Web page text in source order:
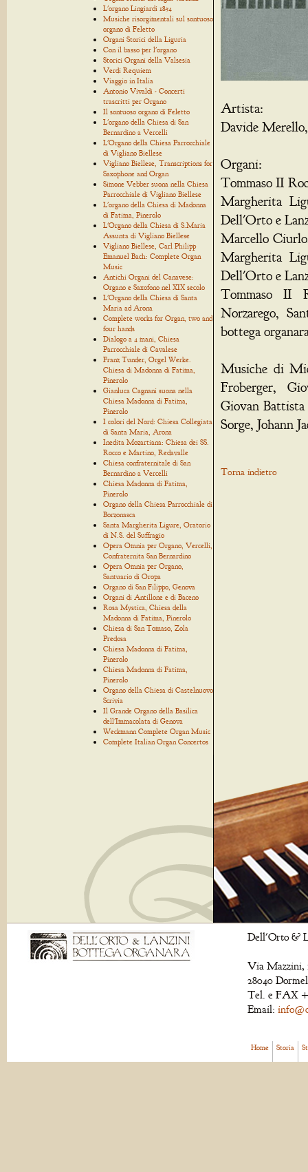
L'organo Lingiardi 1854
Musiche risorgimentali sul sontuoso
organo di Feletto
Organi Storici della Liguria
Con il basso per l'organo
Storici Organi della Valsesia
Verdi Requiem
Viaggio in Italia
Antonio Vivaldi - Concerti
trascritti per Organo
Il sontuoso organo di Feletto
L'organo della Chiesa di San
Bernardino a Vercelli
L'Organo della Chiesa Parrocchiale
di Vigliano Biellese
Vigliano Biellese, Transcriptions for
Saxophone and Organ
Simone Vebber suona nella Chiesa
Parrocchiale di Vigliano Biellese
L'organo della Chiesa di Madonna
di Fatima, Pinerolo
L'Organo della Chiesa di S.Maria
Assunta di Vigliano Biellese
Vigliano Biellese, Carl Philipp
Emanuel Bach: Complete Organ
Music
Antichi Organi del Canavese:
Organo e Saxofono nel XIX secolo
L'Organo della Chiesa di Santa
Maria ad Arona
Complete works for Organ, two and
four hands
Dialogo a 4 mani, Chiesa
Parrocchiale di Cavalese
Franz Tunder, Orgel Werke.
Chiesa di Madonna di Fatima,
Pinerolo
Gianluca Cagnani suona nella
Chiesa Madonna di Fatima,
Pinerolo
I colori del Nord: Chiesa Collegiata
di Santa Maria, Arona
Inedita Mozartiana: Chiesa dei SS.
Rocco e Martino, Redavalle
Chiesa confraternitale di San
Bernardino a Vercelli
Chiesa Madonna di Fatima,
Pinerolo
Organo della Chiesa Parrocchiale di
Borzonasca
Santa Margherita Ligure, Oratorio
di N.S. del Suffragio
Opera Omnia per Organo, Vercelli,
Confraternita San Bernardino
Opera Omnia per Organo,
Santuario di Oropa
Organo di San Filippo, Genova
Organi di Antillone e di Baceno
Rosa Mystica, Chiesa della
Madonna di Fatima, Pinerolo
Chiesa di San Tomaso, Zola
Predosa
Chiesa Madonna di Fatima,
Pinerolo
Chiesa Madonna di Fatima,
Pinerolo
Organo della Chiesa di Castelnuovo
Scrivia
Il Grande Organo della Basilica
dell'Immacolata di Genova
Weckmann Complete Organ Music
Complete Italian Organ Concertos
Artista:
Davide
Organi:
Tommaso II
Margherita
Dell'Orto e
Marcello
Margherita
Dell'Orto e
Tommaso II
Norzarego,
bottega
Musiche di
Froberger,
Giovan
Sorge, Johann
Torna indietro
Dell'Orto &
Via Mazzini,
28040
Tel. e FAX
Email:
Home Storia